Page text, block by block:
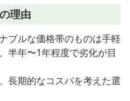
理由
ブルな価格帯のものは手軽
半年〜1年程度で劣化が目
長期的なコスパを考えた選